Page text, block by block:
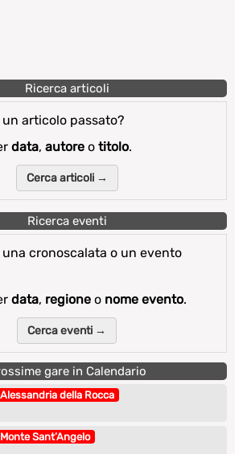
Ricerca articoli
articolo passato?
data, autore o titolo.
Cerca articoli →
Ricerca eventi
cronoscalata o un evento
data, regione o nome evento.
Cerca eventi →
gare in Calendario
della Rocca
Sant’Angelo